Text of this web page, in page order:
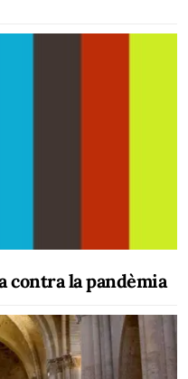
contra la pandèmia